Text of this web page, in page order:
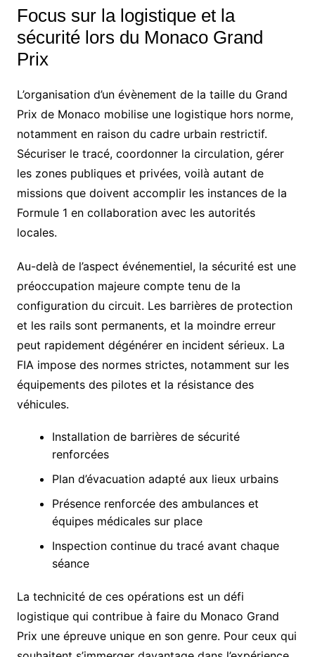
Focus sur la logistique et la
sécurité lors du Monaco Grand
Prix
L’organisation d’un évènement de la taille du Grand
Prix de Monaco mobilise une logistique hors norme,
notamment en raison du cadre urbain restrictif.
Sécuriser le tracé, coordonner la circulation, gérer
les zones publiques et privées, voilà autant de
missions que doivent accomplir les instances de la
Formule 1 en collaboration avec les autorités
locales.
Au-delà de l’aspect événementiel, la sécurité est une
préoccupation majeure compte tenu de la
configuration du circuit. Les barrières de protection
et les rails sont permanents, et la moindre erreur
peut rapidement dégénérer en incident sérieux. La
FIA impose des normes strictes, notamment sur les
équipements des pilotes et la résistance des
véhicules.
Installation de barrières de sécurité
renforcées
Plan d’évacuation adapté aux lieux urbains
Présence renforcée des ambulances et
équipes médicales sur place
Inspection continue du tracé avant chaque
séance
La technicité de ces opérations est un défi
logistique qui contribue à faire du Monaco Grand
Prix une épreuve unique en son genre. Pour ceux qui